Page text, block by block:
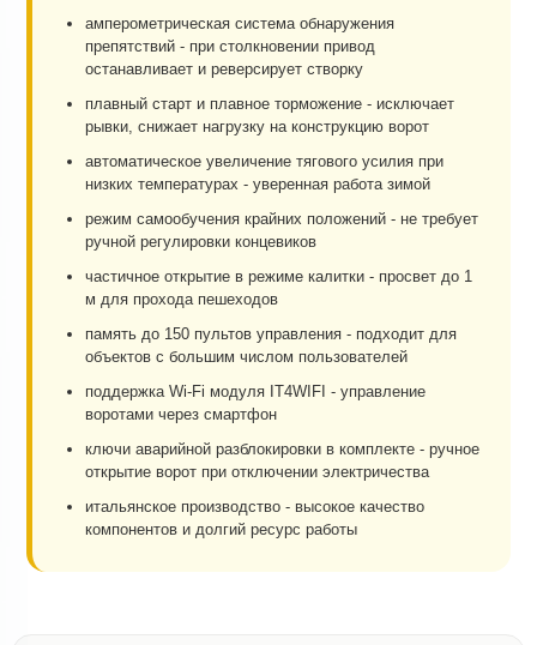
амперометрическая система обнаружения
препятствий - при столкновении привод
останавливает и реверсирует створку
плавный старт и плавное торможение - исключает
рывки, снижает нагрузку на конструкцию ворот
автоматическое увеличение тягового усилия при
низких температурах - уверенная работа зимой
режим самообучения крайних положений - не требует
ручной регулировки концевиков
частичное открытие в режиме калитки - просвет до 1
м для прохода пешеходов
память до 150 пультов управления - подходит для
объектов с большим числом пользователей
поддержка Wi-Fi модуля IT4WIFI - управление
воротами через смартфон
ключи аварийной разблокировки в комплекте - ручное
открытие ворот при отключении электричества
итальянское производство - высокое качество
компонентов и долгий ресурс работы